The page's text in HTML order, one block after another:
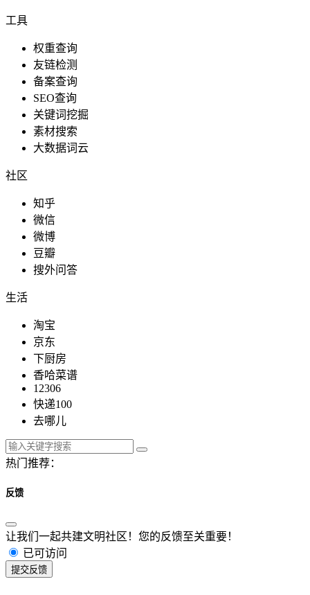
工具
权重查询
友链检测
备案查询
SEO查询
关键词挖掘
素材搜索
大数据词云
社区
知乎
微信
微博
豆瓣
搜外问答
生活
淘宝
京东
下厨房
香哈菜谱
12306
快递100
去哪儿
热门推荐：
反馈
让我们一起共建文明社区！您的反馈至关重要！
已可访问
提交反馈